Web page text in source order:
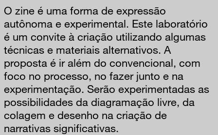
O zine é uma forma de expressão
autônoma e experimental. Este laboratório
é um convite à criação utilizando algumas
técnicas e materiais alternativos. A
proposta é ir além do convencional, com
foco no processo, no fazer junto e na
experimentação. Serão experimentadas as
possibilidades da diagramação livre, da
colagem e desenho na criação de
narrativas significativas.